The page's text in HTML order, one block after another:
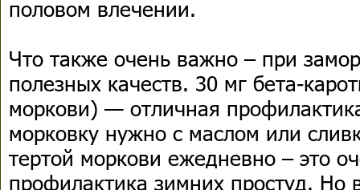
половом влечении.
Что также очень важно – при
полезных качеств. 30 мг бета-
моркови) — отличная
морковку нужно с маслом или
тертой моркови ежедневно – это
профилактика зимних простуд. Но